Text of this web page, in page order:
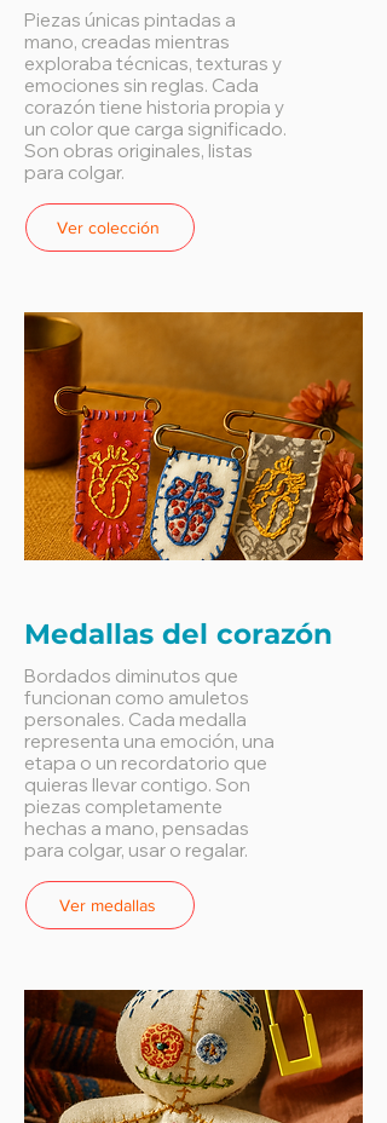
Piezas únicas pintadas a
mano, creadas mientras
exploraba técnicas, texturas y
emociones sin reglas. Cada
corazón tiene historia propia y
un color que carga significado.
Son obras originales, listas
para colgar.
Ver colección
Medallas del corazón
Bordados diminutos que
funcionan como amuletos
personales. Cada medalla
representa una emoción, una
etapa o un recordatorio que
quieras llevar contigo. Son
piezas completamente
hechas a mano, pensadas
para colgar, usar o regalar.
Ver medallas